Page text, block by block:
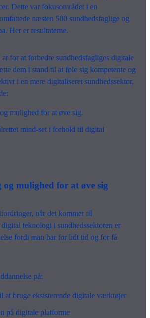
Dette var fokusområdet i en
næsten 500 sundhedsfaglige og
Her er resultaterne.
for at forbedre sundhedsfagliges digitale
dem i stand til at føle sig kompetente og
i en mere digitaliseret sundhedssektor,
mulighed for at øve sig.
mind-set i forhold til digital
mulighed for at øve sig
når det kommer til
teknologi i sundhedssektoren er
fordi man har for lidt tid og for få
på:
at bruge eksisterende digitale værktøjer
på digitale platforme